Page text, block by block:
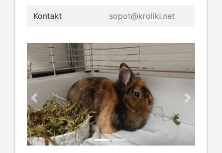
Kontakt sopot@kroliki.net
Previous Next